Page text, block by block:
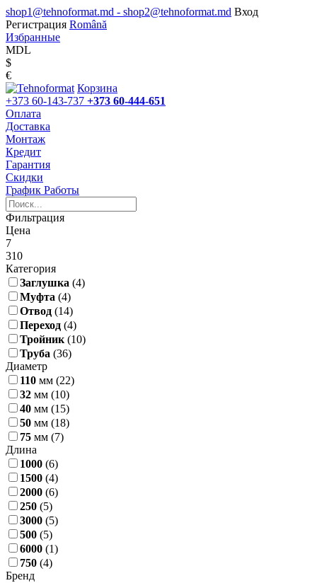
shop1@tehnoformat.md - shop2@tehnoformat.md Вход
Регистрация Română
Избранные
MDL
$
€
Корзина
+373 60-143-737 +373 60-444-651
Оплата
Доставка
Монтаж
Кредит
Гарантия
Скидки
График Работы
Фильтрация
Цена
7
310
Категория
Заглушка (4)
Муфта (4)
Отвод (14)
Переход (4)
Тройник (10)
Труба (36)
Диаметр
110 мм (22)
32 мм (10)
40 мм (15)
50 мм (18)
75 мм (7)
Длина
1000 (6)
1500 (4)
2000 (6)
250 (5)
3000 (5)
500 (5)
6000 (1)
750 (4)
Бренд